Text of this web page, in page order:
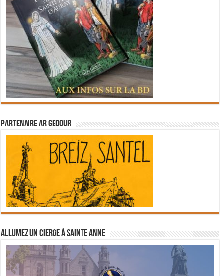
Partenaire Ar Gedour
Allumez un cierge à Sainte Anne